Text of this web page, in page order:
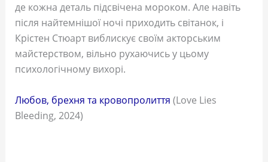
де кожна деталь підсвічена мороком. Але навіть
після найтемнішої ночі приходить світанок, і
Крістен Стюарт виблискує своїм акторським
майстерством, вільно рухаючись у цьому
психологічному вихорі.
Любов, брехня та кровопролиття (Love Lies
Bleeding, 2024)